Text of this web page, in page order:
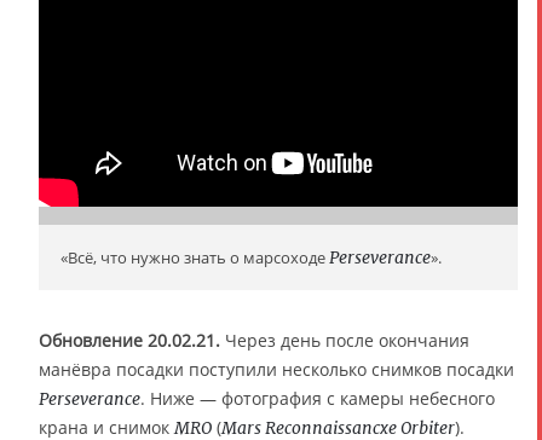
«Всё, что нужно знать о марсоходеPerseverance».
Обновление 20.02.21. Через день после окончания
манёвра посадки поступили несколько снимков посадки
Perseverance. Ниже — фотография с камеры небесного
крана и снимок MRO (Mars Reconnaissancxe Orbiter).